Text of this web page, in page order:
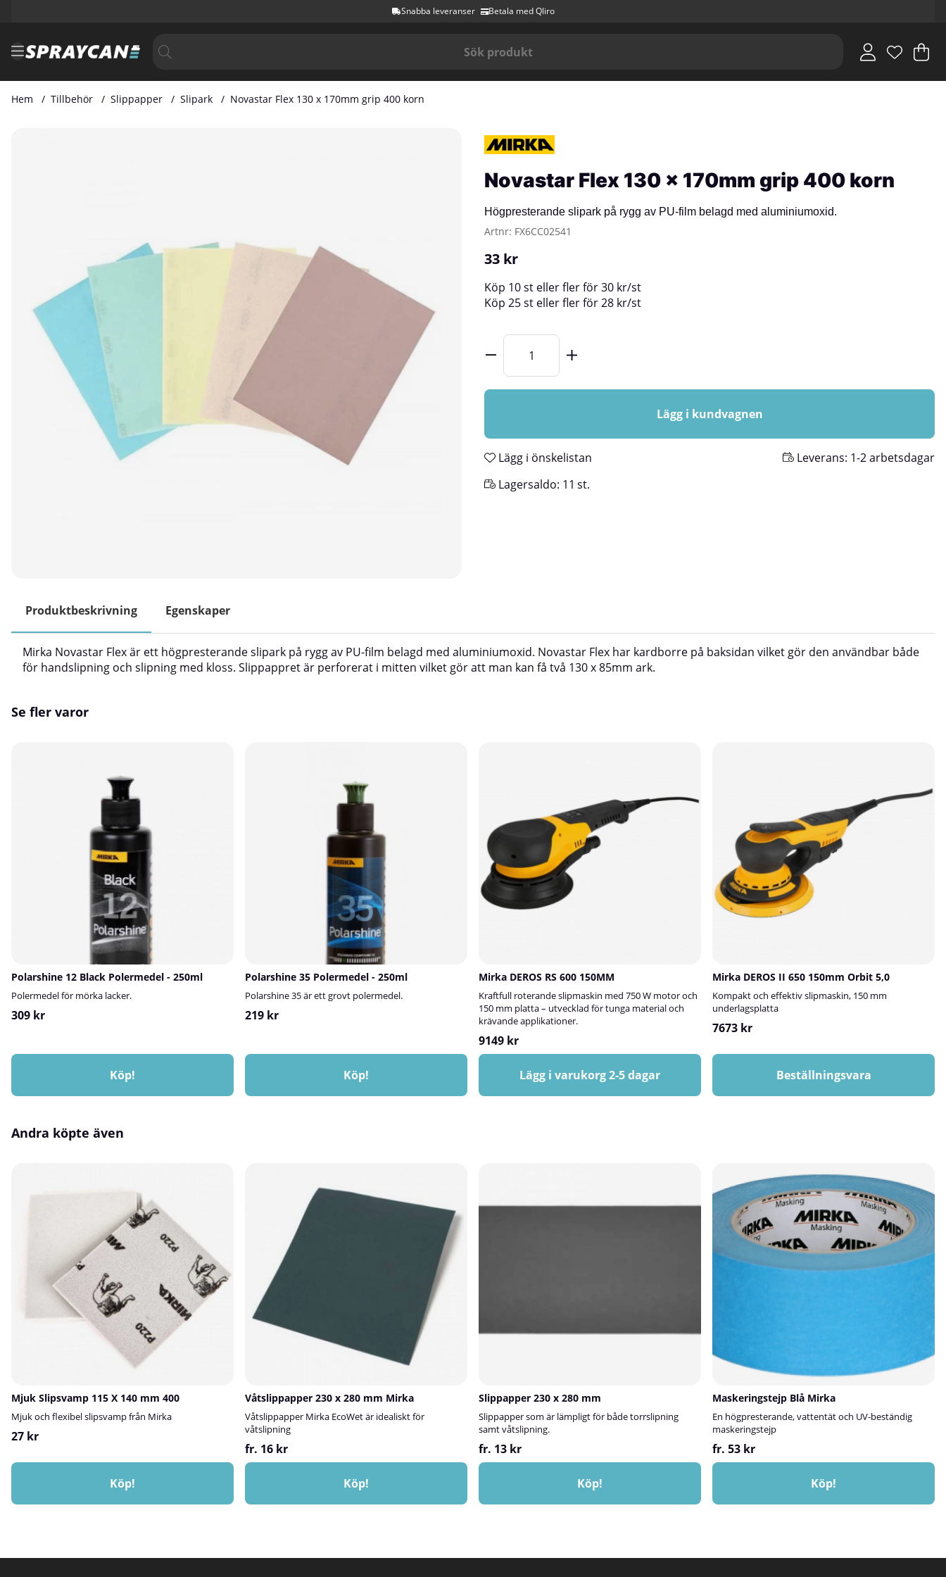
Snabba leveranser Betala med Qliro
.
Hem Tillbehör Slippapper Slipark Novastar Flex 130 x 170mm grip 400 korn
Novastar Flex 130 x 170mm grip 400 korn
Högpresterande slipark på rygg av PU-film belagd med aluminiumoxid.
Artnr: FX6CC02541
33 kr
Köp 10 st eller fler för30 kr/st
Köp 25 st eller fler för28 kr/st
Lägg i kundvagnen
Lägg i önskelistan Leverans: 1-2 arbetsdagar
Lagersaldo: 11 st.
Produktbeskrivning Egenskaper
Mirka Novastar Flex är ett högpresterande slipark på rygg av PU-film belagd med aluminiumoxid. Novastar Flex har kardborre på baksidan vilket gör den användbar både
för handslipning och slipning med kloss. Slippappret är perforerat i mitten vilket gör att man kan få två 130 x 85mm ark.
Se fler varor
Polarshine 12 Black Polermedel - 250ml
Polermedel för mörka lacker.
309 kr
Köp!
Polarshine 35 Polermedel - 250ml
Polarshine 35 är ett grovt polermedel.
219 kr
Köp!
Mirka DEROS RS 600 150MM
Kraftfull roterande slipmaskin med 750 W motor och
150 mm platta – utvecklad för tunga material och
krävande applikationer.
9149 kr
Lägg i varukorg 2-5 dagar
Mirka DEROS II 650 150mm Orbit 5,0
Kompakt och effektiv slipmaskin, 150 mm
underlagsplatta
7673 kr
Beställningsvara
Andra köpte även
Mjuk Slipsvamp 115 X 140 mm 400
Mjuk och flexibel slipsvamp från Mirka
27 kr
Köp!
Våtslippapper 230 x 280 mm Mirka
Våtslippapper Mirka EcoWet är idealiskt för
våtslipning
fr. 16 kr
Köp!
Slippapper 230 x 280 mm
Slippapper som är lämpligt för både torrslipning
samt våtslipning.
fr. 13 kr
Köp!
Maskeringstejp Blå Mirka
En högpresterande, vattentät och UV-beständig
maskeringstejp
fr. 53 kr
Köp!